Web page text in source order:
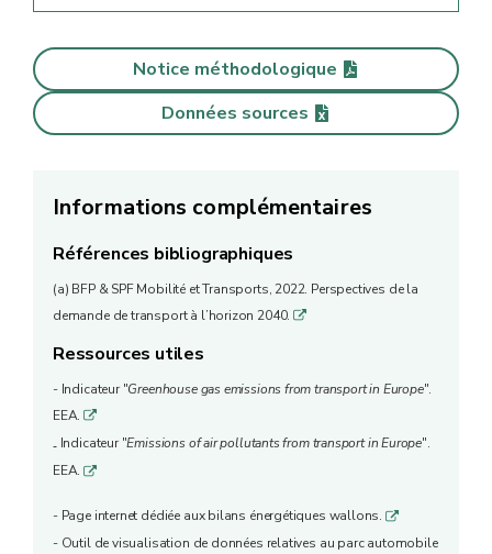
Notice méthodologique
Données sources
Informations complémentaires
Références bibliographiques
(a) BFP & SPF Mobilité et Transports, 2022. Perspectives de la
demande de transport à l’horizon 2040.
q
Ressources utiles
- Indicateur "Greenhouse gas emissions from transport in Europe".
EEA.q
- Indicateur "Emissions of air pollutants from transport in Europe".
EEA.q
- Page internet dédiée aux bilans énergétiques wallons. q
- Outil de visualisation de données relatives au parc automobile